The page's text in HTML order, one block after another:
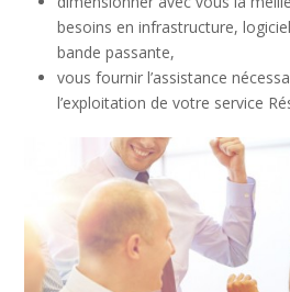
besoins en infrastructure,
bande passante,
vous fournir l’assistance
l’exploitation de votre service